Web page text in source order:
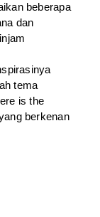
beberapa
dan
tema
is the
berkenan